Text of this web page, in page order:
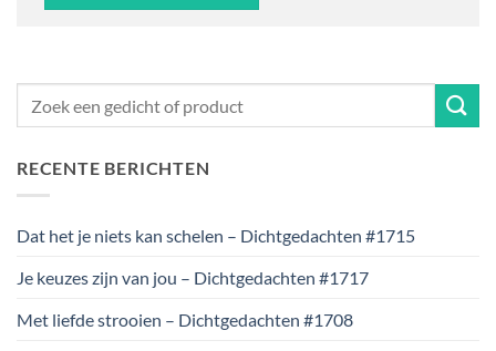
RECENTE BERICHTEN
Dat het je niets kan schelen – Dichtgedachten #1715
Je keuzes zijn van jou – Dichtgedachten #1717
Met liefde strooien – Dichtgedachten #1708